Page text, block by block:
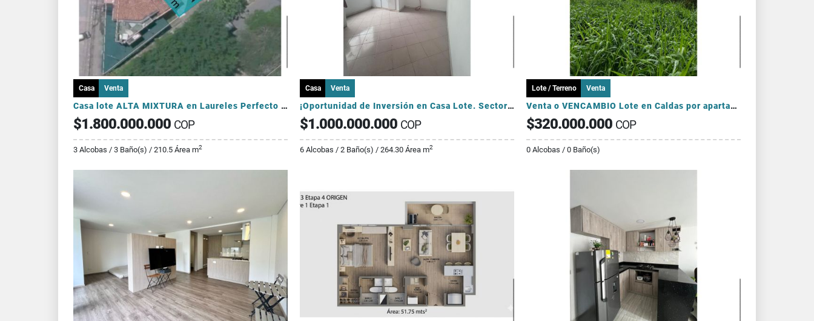
Casa Venta
Casa lote ALTA MIXTURA en Laureles Perfecto para proyectos para AIRBNB
$1.800.000.000 COP
3 Alcobas / 3 Baño(s) / 210.5 Área m2
Casa Venta
¡Oportunidad de Inversión en Casa Lote. Sector La América!
$1.000.000.000 COP
6 Alcobas / 2 Baño(s) / 264.30 Área m2
Lote / Terreno Venta
Venta o VENCAMBIO Lote en Caldas por apartamento en el sector Laureles
$320.000.000 COP
0 Alcobas / 0 Baño(s)